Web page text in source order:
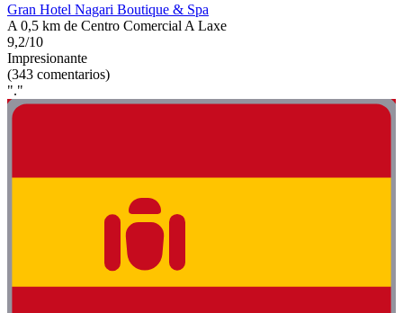
Gran Hotel Nagari Boutique & Spa
A 0,5 km de Centro Comercial A Laxe
9,2/10
Impresionante
(343 comentarios)
"."